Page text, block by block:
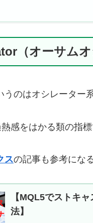
（オーサムオ
うのはオシレーター
感をはかる類の指標
スの記事も参考にな
【MQL5でストキ
法】